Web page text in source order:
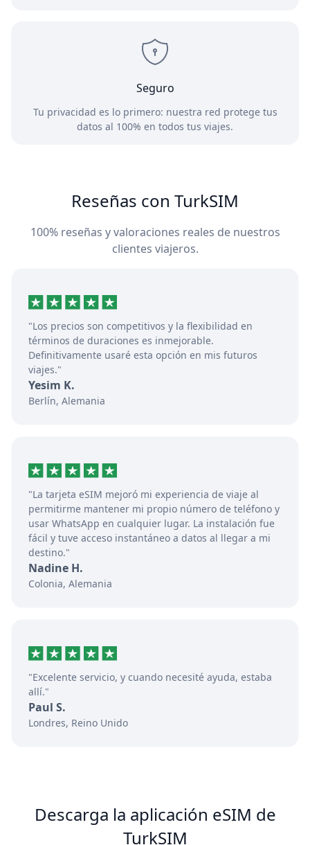
Seguro
Tu privacidad es lo primero: nuestra red protege tus
datos al 100% en todos tus viajes.
Reseñas con TurkSIM
100% reseñas y valoraciones reales de nuestros
clientes viajeros.
"Los precios son competitivos y la flexibilidad en
términos de duraciones es inmejorable.
Definitivamente usaré esta opción en mis futuros
viajes."
Yesim K.
Berlín, Alemania
"La tarjeta eSIM mejoró mi experiencia de viaje al
permitirme mantener mi propio número de teléfono y
usar WhatsApp en cualquier lugar. La instalación fue
fácil y tuve acceso instantáneo a datos al llegar a mi
destino."
Nadine H.
Colonia, Alemania
"Excelente servicio, y cuando necesité ayuda, estaba
allí."
Paul S.
Londres, Reino Unido
Descarga la aplicación eSIM de
TurkSIM